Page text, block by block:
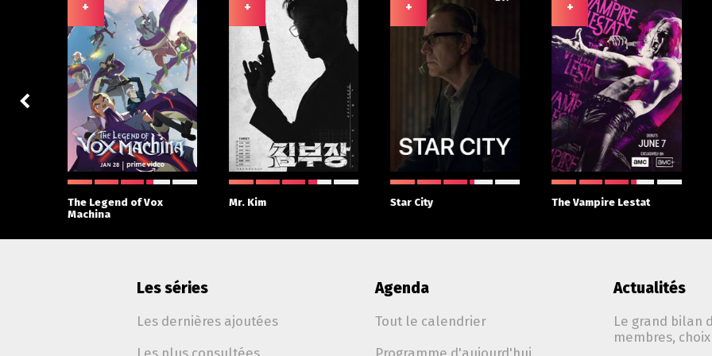
+
The Legend of Vox
Machina
+
Mr. Kim
+
Star City
+
The Vampire Lestat
Les séries
Les dernières ajoutées
Les plus consultées
Agenda
Tout le calendrier
Programme d'aujourd'hui
Actualités
Le grand bilan
membres,